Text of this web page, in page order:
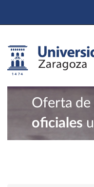
Oferta de
oficiales